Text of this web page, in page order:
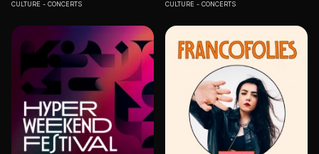
CULTURE CONCERTS CULTURE CONCERTS